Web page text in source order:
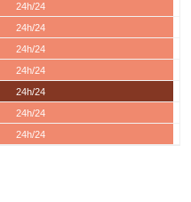
24h/24
24h/24
24h/24
24h/24
24h/24
24h/24
24h/24